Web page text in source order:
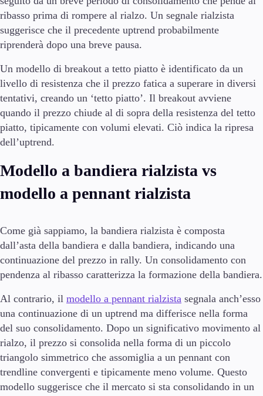
ribasso prima di rompere al rialzo. Un segnale rialzista
suggerisce che il precedente uptrend probabilmente
riprenderà dopo una breve pausa.
Un modello di breakout a tetto piatto è identificato da un
livello di resistenza che il prezzo fatica a superare in diversi
tentativi, creando un ‘tetto piatto’. Il breakout avviene
quando il prezzo chiude al di sopra della resistenza del tetto
piatto, tipicamente con volumi elevati. Ciò indica la ripresa
dell’uptrend.
Modello a bandiera rialzista vs
modello a pennant rialzista
Come già sappiamo, la bandiera rialzista è composta
dall’asta della bandiera e dalla bandiera, indicando una
continuazione del prezzo in rally. Un consolidamento con
pendenza al ribasso caratterizza la formazione della bandiera.
Al contrario, il modello a pennant rialzista segnala anch’esso
una continuazione di un uptrend ma differisce nella forma
del suo consolidamento. Dopo un significativo movimento al
rialzo, il prezzo si consolida nella forma di un piccolo
triangolo simmetrico che assomiglia a un pennant con
trendline convergenti e tipicamente meno volume. Questo
modello suggerisce che il mercato si sta consolidando in un